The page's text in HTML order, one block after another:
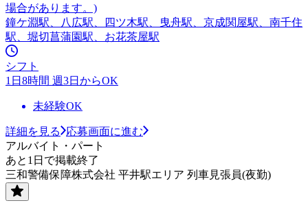
場合があります。)
鐘ケ淵駅、八広駅、四ツ木駅、曳舟駅、京成関屋駅、南千住
駅、堀切菖蒲園駅、お花茶屋駅
シフト
1日8時間 週3日からOK
未経験OK
詳細を見る
応募画面に進む
アルバイト・パート
あと1日で掲載終了
三和警備保障株式会社 平井駅エリア 列車見張員(夜勤)